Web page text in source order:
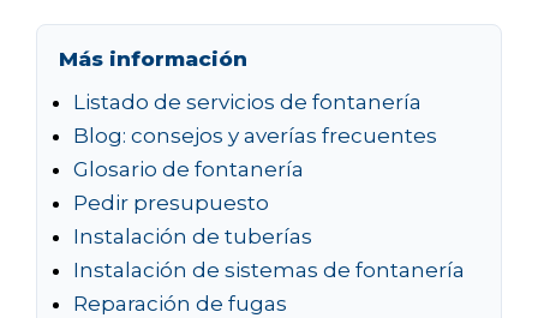
Más información
Listado de servicios de fontanería
Blog: consejos y averías frecuentes
Glosario de fontanería
Pedir presupuesto
Instalación de tuberías
Instalación de sistemas de fontanería
Reparación de fugas